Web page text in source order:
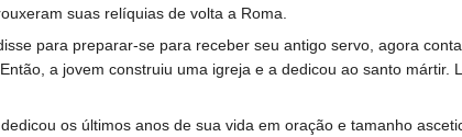
suas relíquias de volta a Roma.
para preparar-se para receber seu antigo servo, agora
a jovem construiu uma igreja e a dedicou ao santo mártir.
os últimos anos de sua vida em oração e tamanho